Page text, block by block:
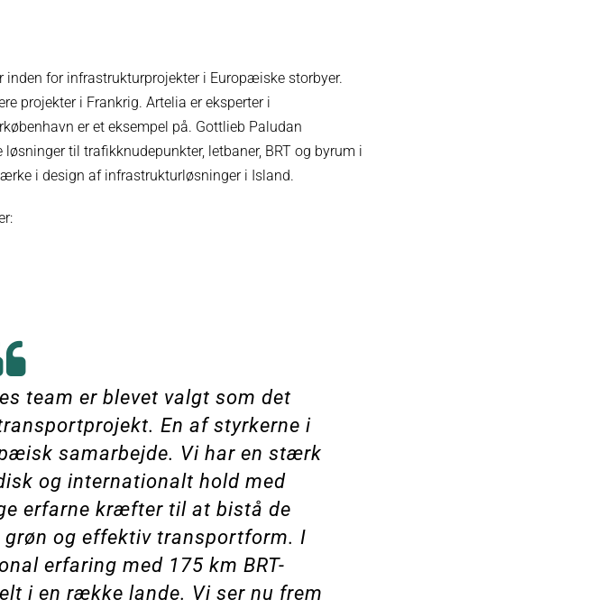
for infrastrukturprojekter i Europæiske storbyer.
projekter i Frankrig. Artelia er eksperter i
er et eksempel på. Gottlieb Paludan
til trafikknudepunkter, letbaner, BRT og byrum i
i design af infrastrukturløsninger i Island.
team er blevet valgt som det
En af styrkerne i
samarbejde. Vi har en stærk
og internationalt hold med
erfarne kræfter til at bistå de
og effektiv transportform. I
erfaring med 175 km BRT-
i en række lande. Vi ser nu frem